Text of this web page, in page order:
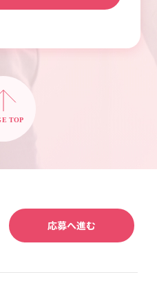
応募へ進む